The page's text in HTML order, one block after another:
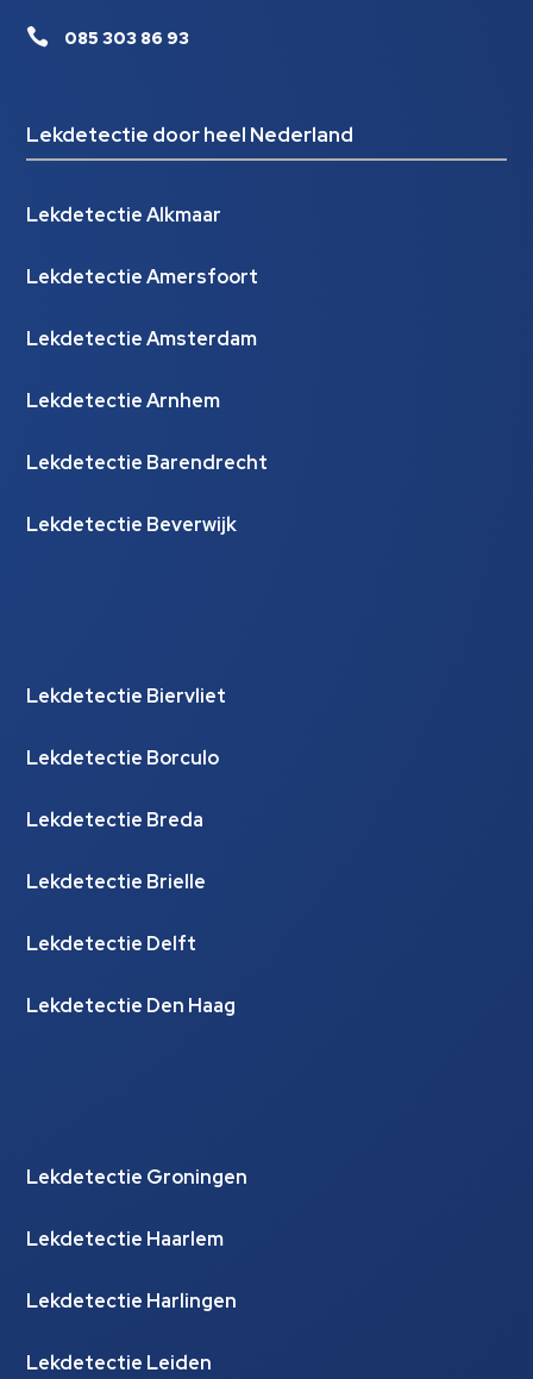
 085 303 86 93
Lekdetectie door heel Nederland
Lekdetectie Alkmaar
Lekdetectie Amersfoort
Lekdetectie Amsterdam
Lekdetectie Arnhem
Lekdetectie Barendrecht
Lekdetectie Beverwijk
Lekdetectie Biervliet
Lekdetectie Borculo
Lekdetectie Breda
Lekdetectie Brielle
Lekdetectie Delft
Lekdetectie Den Haag
Lekdetectie Groningen
Lekdetectie Haarlem
Lekdetectie Harlingen
Lekdetectie Leiden